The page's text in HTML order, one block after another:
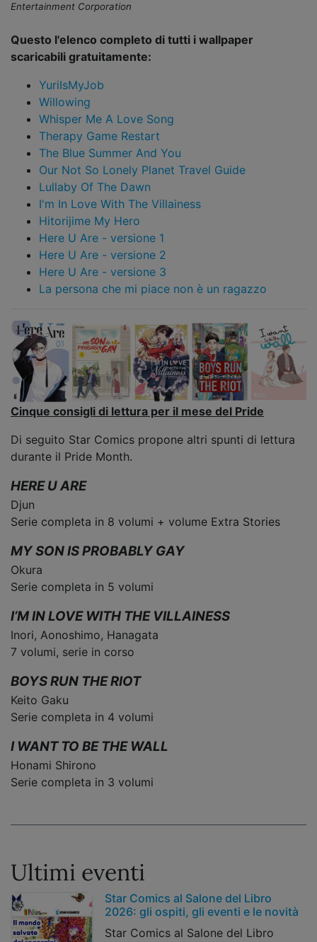
Entertainment Corporation
Questo l'elenco completo di tutti i wallpaper
scaricabili gratuitamente:
YuriIsMyJob
Willowing
Whisper Me A Love Song
Therapy Game Restart
The Blue Summer And You
Our Not So Lonely Planet Travel Guide
Lullaby Of The Dawn
I'm In Love With The Villainess
Hitorijime My Hero
Here U Are - versione 1
Here U Are - versione 2
Here U Are - versione 3
La persona che mi piace non è un ragazzo
Cinque consigli di lettura per il mese del Pride
Di seguito Star Comics propone altri spunti di lettura
durante il Pride Month.
HERE U ARE
Djun
Serie completa in 8 volumi + volume Extra Stories
MY SON IS PROBABLY GAY
Okura
Serie completa in 5 volumi
I’M IN LOVE WITH THE VILLAINESS
Inori, Aonoshimo, Hanagata
7 volumi, serie in corso
BOYS RUN THE RIOT
Keito Gaku
Serie completa in 4 volumi
I WANT TO BE THE WALL
Honami Shirono
Serie completa in 3 volumi
Ultimi eventi
Star Comics al Salone del Libro
2026: gli ospiti, gli eventi e le novità
Star Comics al Salone del Libro